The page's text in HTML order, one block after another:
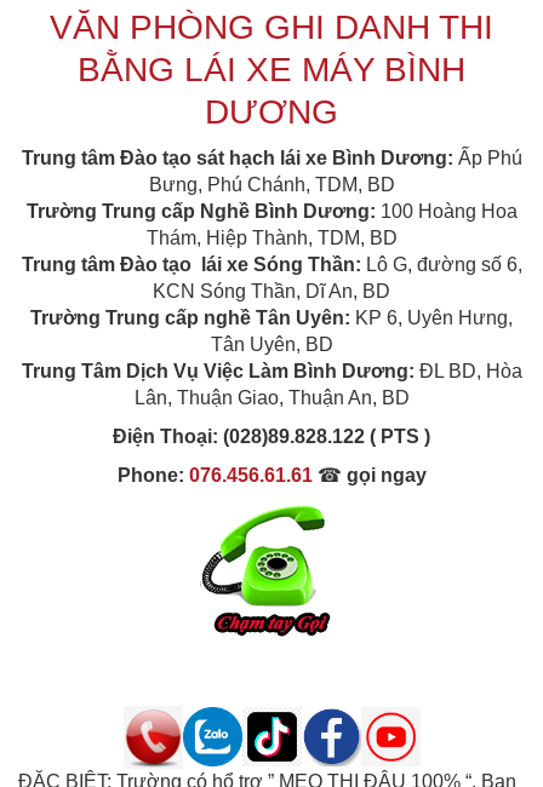
VĂN PHÒNG GHI DANH THI
BẰNG LÁI XE MÁY BÌNH
DƯƠNG
Trung tâm Đào tạo sát hạch lái xe Bình Dương: Ấp Phú
Bưng, Phú Chánh, TDM, BD
Trường Trung cấp Nghề Bình Dương: 100 Hoàng Hoa
Thám, Hiệp Thành, TDM, BD
Trung tâm Đào tạo lái xe Sóng Thần: Lô G, đường số 6,
KCN Sóng Thần, Dĩ An, BD
Trường Trung cấp nghề Tân Uyên: KP 6, Uyên Hưng,
Tân Uyên, BD
Trung Tâm Dịch Vụ Việc Làm Bình Dương: ĐL BD, Hòa
Lân, Thuận Giao, Thuận An, BD
Điện Thoại: (028)89.828.122 ( PTS )
Phone: 076.456.61.61 ☎ gọi ngay
ĐẶC BIỆT: Trường có hổ trợ ” MẸO THI ĐẬU 100% “. Bạn